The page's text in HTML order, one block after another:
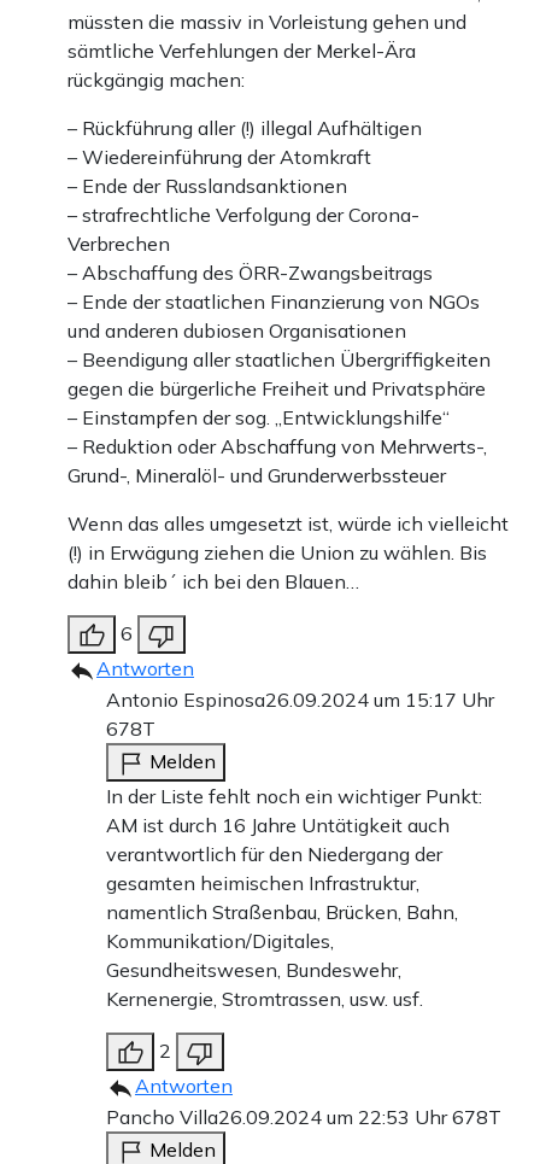
müssten die massiv in Vorleistung gehen und
sämtliche Verfehlungen der Merkel-Ära
rückgängig machen:
– Rückführung aller (!) illegal Aufhältigen
– Wiedereinführung der Atomkraft
– Ende der Russlandsanktionen
– strafrechtliche Verfolgung der Corona-
Verbrechen
– Abschaffung des ÖRR-Zwangsbeitrags
– Ende der staatlichen Finanzierung von NGOs
und anderen dubiosen Organisationen
– Beendigung aller staatlichen Übergriffigkeiten
gegen die bürgerliche Freiheit und Privatsphäre
– Einstampfen der sog. „Entwicklungshilfe“
– Reduktion oder Abschaffung von Mehrwerts-,
Grund-, Mineralöl- und Grunderwerbssteuer
Wenn das alles umgesetzt ist, würde ich vielleicht
(!) in Erwägung ziehen die Union zu wählen. Bis
dahin bleib´ ich bei den Blauen…
6
Antworten
Antonio Espinosa26.09.2024 um 15:17 Uhr
678T
Melden
In der Liste fehlt noch ein wichtiger Punkt:
AM ist durch 16 Jahre Untätigkeit auch
verantwortlich für den Niedergang der
gesamten heimischen Infrastruktur,
namentlich Straßenbau, Brücken, Bahn,
Kommunikation/Digitales,
Gesundheitswesen, Bundeswehr,
Kernenergie, Stromtrassen, usw. usf.
2
Antworten
Pancho Villa26.09.2024 um 22:53 Uhr678T
Melden